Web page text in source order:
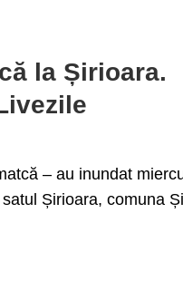
la Șirioara.
– au inundat
Șirioara, comuna